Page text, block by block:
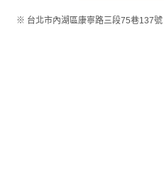
※ 台北市內湖區康寧路三段75巷137